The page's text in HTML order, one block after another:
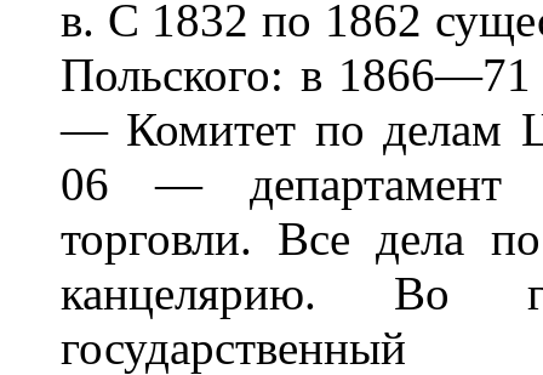
в. С 1832 по 1862
Польского: в
— Комитет по делам
06 — департамент
торговли. Все дела
канцелярию. Во